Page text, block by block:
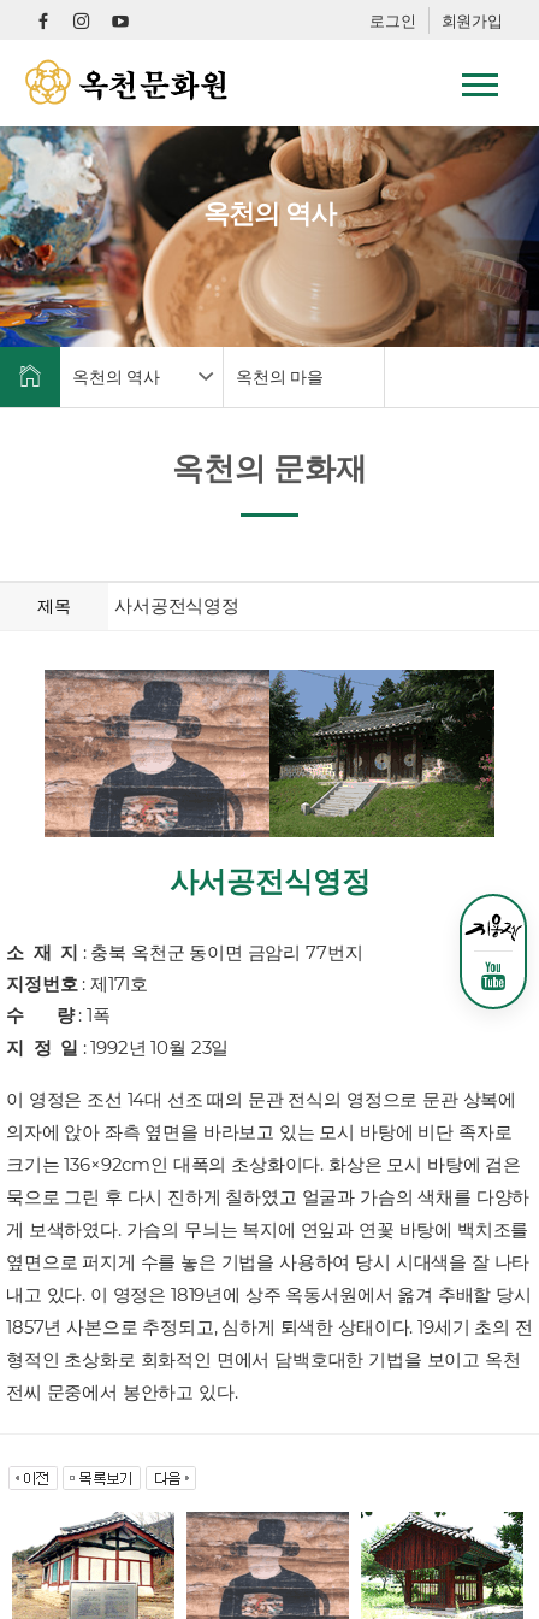
로그인 회원가입
옥천의 역사
옥천의 역사 옥천의 마을
옥천의 문화재
제목 사서공전식영정
사서공전식영정
소 재 지 : 충북 옥천군 동이면 금암리 77번지
지정번호 : 제171호
수 량: 1폭
지 정 일 : 1992년 10월 23일
이 영정은 조선 14대 선조 때의 문관 전식의 영정으로 문관 상복에
의자에 앉아 좌측 옆면을 바라보고 있는 모시 바탕에 비단 족자로
크기는 136×92cm인 대폭의 초상화이다. 화상은 모시 바탕에 검은
묵으로 그린 후 다시 진하게 칠하였고 얼굴과 가슴의 색채를 다양하
게 보색하였다. 가슴의 무늬는 복지에 연잎과 연꽃 바탕에 백치조를
옆면으로 퍼지게 수를 놓은 기법을 사용하여 당시 시대색을 잘 나타
내고 있다. 이 영정은 1819년에 상주 옥동서원에서 옮겨 추배할 당시
1857년 사본으로 추정되고, 심하게 퇴색한 상태이다. 19세기 초의 전
형적인 초상화로 회화적인 면에서 담백호대한 기법을 보이고 옥천
전씨 문중에서 봉안하고 있다.